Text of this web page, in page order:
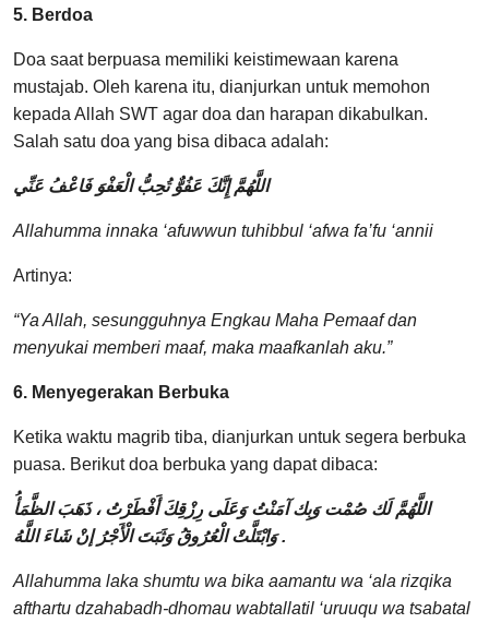
5. Berdoa
Doa saat berpuasa memiliki keistimewaan karena
mustajab. Oleh karena itu, dianjurkan untuk memohon
kepada Allah SWT agar doa dan harapan dikabulkan.
Salah satu doa yang bisa dibaca adalah:
اللَّهُمَّ إِنَّكَ عَفُوٌّ تُحِبُّ الْعَفْوَ فَاعْفُ عَنِّي
Allahumma innaka ‘afuwwun tuhibbul ‘afwa fa’fu ‘annii
Artinya:
“Ya Allah, sesungguhnya Engkau Maha Pemaaf dan
menyukai memberi maaf, maka maafkanlah aku.”
6. Menyegerakan Berbuka
Ketika waktu magrib tiba, dianjurkan untuk segera berbuka
puasa. Berikut doa berbuka yang dapat dibaca:
اللَّهُمَّ لَك صُمْت وَبِك آمَنْتُ وَعَلَى رِزْقِكَ أَفْطَرْتُ ، ذَهَبَ الظَّمَأُ
وَابْتَلَّتْ الْعُرُوقُ وَثَبَتَ الْأَجْرُ إنْ شَاءَ اللَّهُ.
Allahumma laka shumtu wa bika aamantu wa ‘ala rizqika
afthartu dzahabadh-dhomau wabtallatil ‘uruuqu wa tsabatal